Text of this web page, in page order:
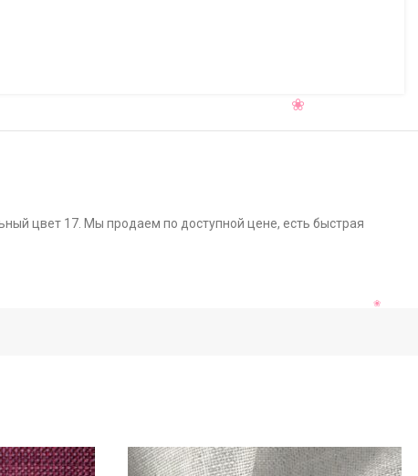
цвет 17. Мы продаем по доступной цене, есть быстрая